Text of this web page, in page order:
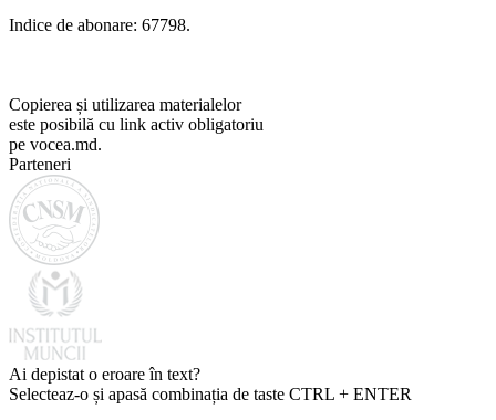
Indice de abonare: 67798.
Copierea și utilizarea materialelor
este posibilă cu link activ obligatoriu
pe vocea.md.
Parteneri
Ai depistat o eroare în text?
Selecteaz-o și apasă combinația de taste CTRL + ENTER